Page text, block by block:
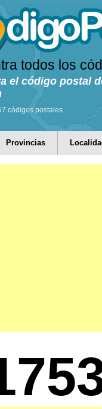
todos los
el código postal
códigos postales
Provincias